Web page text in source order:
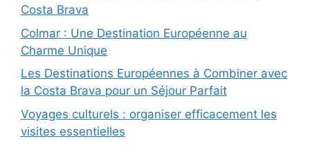
Costa Brava
Colmar : Une Destination Européenne au
Charme Unique
Les Destinations Européennes à Combiner avec
la Costa Brava pour un Séjour Parfait
Voyages culturels : organiser efficacement les
visites essentielles